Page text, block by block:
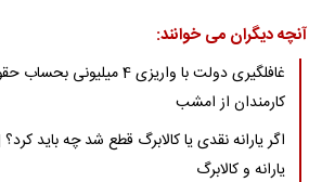
آنچه دیگران می خوانند:
غافلگیری دولت با واریزی 4
کارمندان از امشب
اگر یارانه نقدی یا کالابرگ قطع شد چه باید
یارانه و کالابرگ